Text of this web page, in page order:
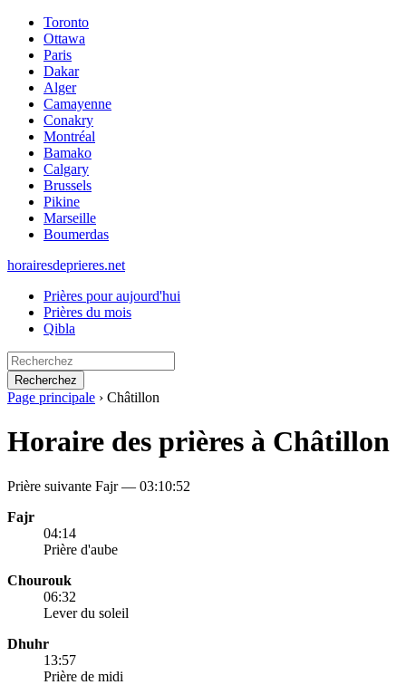
Toronto
Ottawa
Paris
Dakar
Alger
Camayenne
Conakry
Montréal
Bamako
Calgary
Brussels
Pikine
Marseille
Boumerdas
horairesdeprieres.net
Prières pour aujourd'hui
Prières du mois
Qibla
Recherchez
Page principale › Châtillon
Horaire des prières à Châtillon
Prière suivante Fajr — 03:10:52
Fajr
04:14
Prière d'aube
Chourouk
06:32
Lever du soleil
Dhuhr
13:57
Prière de midi